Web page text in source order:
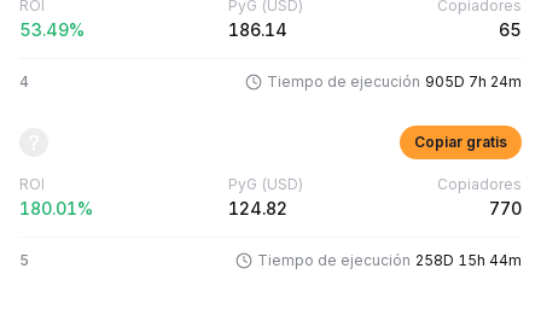
ROI
53.49%
PyG (USD)
186.14
Copiadores
65
4 Tiempo de ejecución 905D 7h 24m
Copiar gratis
ROI
180.01%
PyG (USD)
124.82
Copiadores
770
5 Tiempo de ejecución 258D 15h 44m